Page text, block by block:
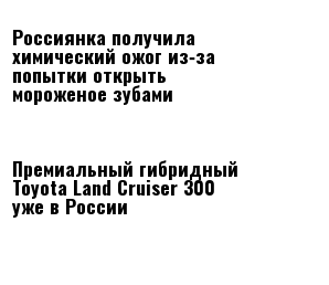
Россиянка получила
химический ожог из‑за
попытки открыть
мороженое зубами
Премиальный гибридный
Toyota Land Cruiser 300
уже в России